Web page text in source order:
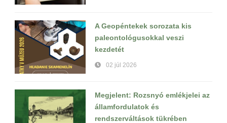
A Geopéntekek sorozata kis
paleontológusokkal veszi
kezdetét
02 júl 2026
Megjelent: Rozsnyó emlékjelei az
államfordulatok és
rendszerváltások tükrében